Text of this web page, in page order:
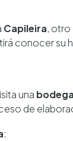
Capileira, otro
conocer su
una
de
: